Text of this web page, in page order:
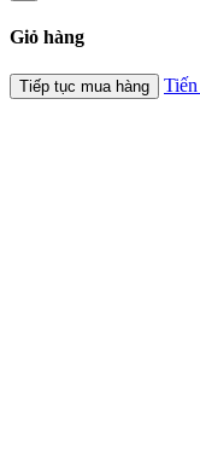
Giỏ hàng
Tiếp tục mua hàng